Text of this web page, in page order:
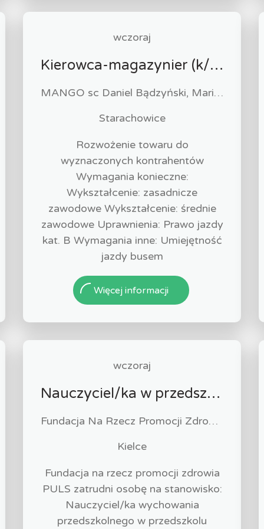
wczoraj
Kierowca-magazynier (k/m)
MANGO sc Daniel Bądzyński, Maria Bądzyńska
Starachowice
Rozwożenie towaru do
wyznaczonych kontrahentów
Wymagania konieczne:
Wykształcenie: zasadnicze
zawodowe Wykształcenie: średnie
zawodowe Uprawnienia: Prawo jazdy
kat. B Wymagania inne: Umiejętność
jazdy busem
Więcej informacji
wczoraj
Nauczyciel/ka w przedszkolu specjalnym
Fundacja Na Rzecz Promocji Zdrowia "PULS"
Kielce
Fundacja na rzecz promocji zdrowia
PULS zatrudni osobę na stanowisko:
Nauczyciel/ka wychowania
przedszkolnego w przedszkolu